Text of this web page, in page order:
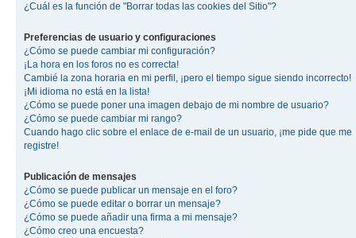
¿Cuál es la función de "Borrar todas las cookies del Sitio"?
Preferencias de usuario y configuraciones
¿Cómo se puede cambiar mi configuración?
¡La hora en los foros no es correcta!
Cambié la zona horaria en mi perfil, ¡pero el tiempo sigue siendo incorrecto!
¡Mi idioma no está en la lista!
¿Cómo se puede poner una imagen debajo de mi nombre de usuario?
¿Cómo se puede cambiar mi rango?
Cuando hago clic sobre el enlace de e-mail de un usuario, ¡me pide que me
registre!
Publicación de mensajes
¿Cómo se puede publicar un mensaje en el foro?
¿Cómo se puede editar o borrar un mensaje?
¿Cómo se puede añadir una firma a mi mensaje?
¿Cómo creo una encuesta?